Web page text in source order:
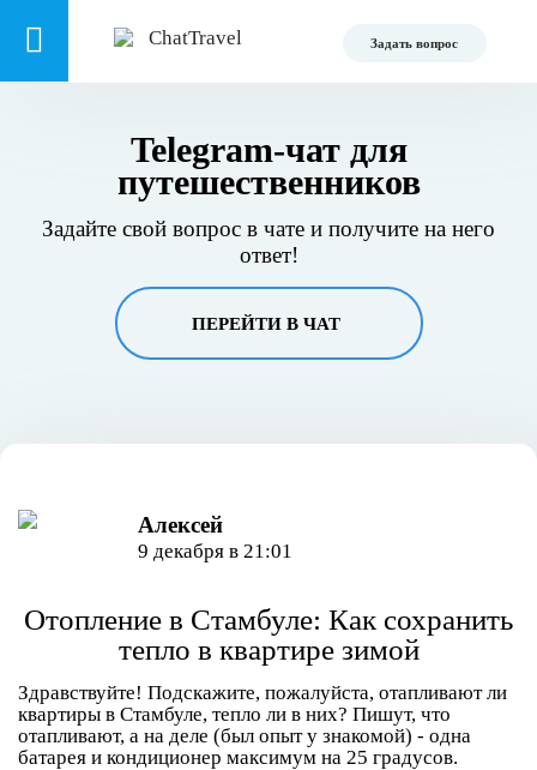
Задать вопрос
Telegram-чат для
путешественников
Задайте свой вопрос в чате и получите на него
ответ!
ПЕРЕЙТИ В ЧАТ
Алексей
9 декабря в 21:01
Отопление в Стамбуле: Как сохранить
тепло в квартире зимой
Здравствуйте! Подскажите, пожалуйста, отапливают ли
квартиры в Стамбуле, тепло ли в них? Пишут, что
отапливают, а на деле (был опыт у знакомой) - одна
батарея и кондиционер максимум на 25 градусов.